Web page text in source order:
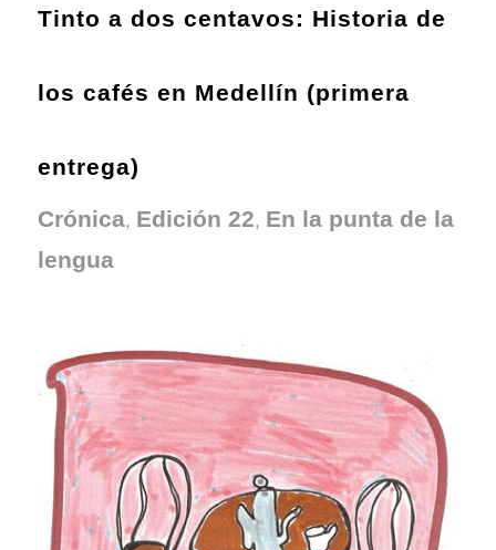
Tinto a dos centavos: Historia de
los cafés en Medellín (primera
entrega)
Crónica, Edición 22, En la punta de la
lengua